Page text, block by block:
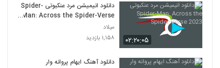
۰۲:۲۰:۰۵
دانلود انیمیشن مرد عنکبوتی Spider-
Man: Across the Spider-Verse
2023
میلاد
۱,۱۵۸ بازدید
دانلود آهنگ ایهام پروانه وار